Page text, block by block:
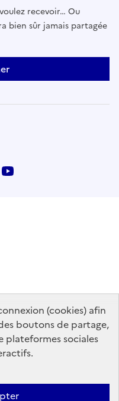
(cookies) afin
boutons de partage,
plateformes sociales
recevoir… Ou
bien sûr jamais partagée
info.gouv.fr
conforme
Politique